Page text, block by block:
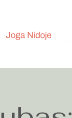
Joga Nidoje